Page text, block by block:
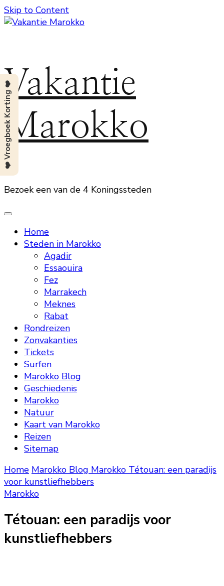
Skip to Content
Vakantie
Marokko
Bezoek een van de 4 Koningssteden
Home
Steden in Marokko
Agadir
Essaouira
Fez
Marrakech
Meknes
Rabat
Rondreizen
Zonvakanties
Tickets
Surfen
Marokko Blog
Geschiedenis
Marokko
Natuur
Kaart van Marokko
Reizen
Sitemap
Home Marokko Blog Marokko Tétouan: een paradijs
voor kunstliefhebbers
Marokko
Tétouan: een paradijs voor
kunstliefhebbers
❤️ Vroegboek Korting ❤️